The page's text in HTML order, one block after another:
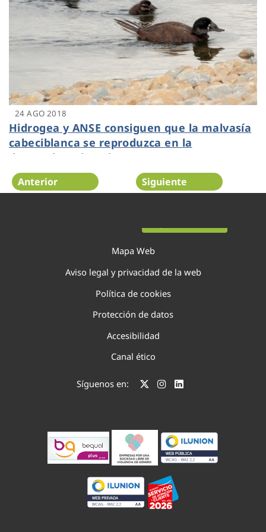
24 AGO 2018
Hidrogea y ANSE consiguen que la malvasía
cabeciblanca se reproduzca en la
depuradora de Cabezo Beaza
Anterior Siguiente
Mapa Web
Aviso legal y privacidad de la web
Política de cookies
Protección de datos
Accesibilidad
Canal ético
Síguenos en: